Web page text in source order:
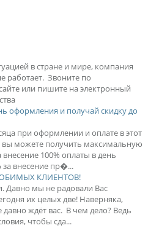
в стране и мире, компания
работает. Звоните по
или пишите на электронный
оформления и получай скидку до
при оформлении и оплате в этот
можете получить максимальную
внесение 100% оплаты в день
внесение пр�...
КЛИЕНТОВ!
Давно мы не радовали Вас
их целых две! Наверняка,
ждёт вас. В чем дело? Ведь
чтобы сда...